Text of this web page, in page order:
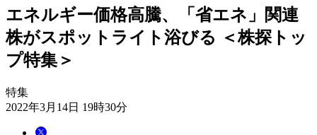
エネルギー価格高騰、「省エネ」関連
株がスポットライト浴びる ＜株探トッ
プ特集＞
特集
2022年3月14日 19時30分